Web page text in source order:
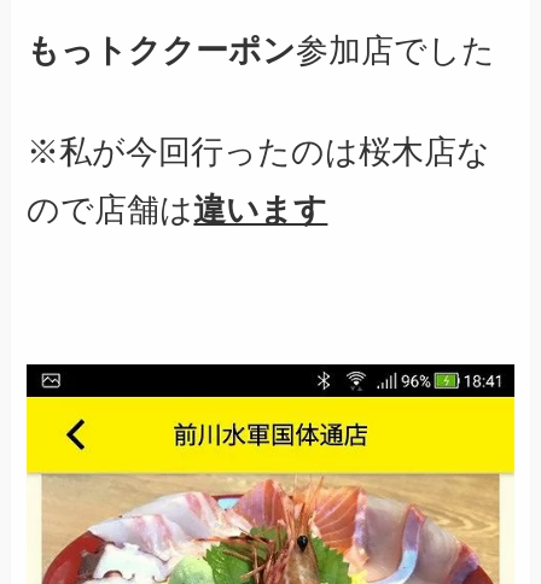
もっトククーポン参加店でした
※私が今回行ったのは桜木店な
ので店舗は違います